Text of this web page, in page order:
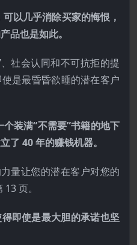
以几乎消除买家的悔恨，
品也是如此。
社会认同和不可抗拒的提
是最昏昏欲睡的潜在客户
装满“不需要”书籍的地下
了 40 年的赚钱机器。
量让您的潜在客户对您的
页。
即使是最大胆的承诺也坚